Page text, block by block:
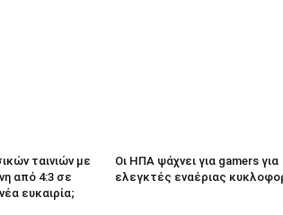
ταινιών με
από 4:3 σε
ευκαιρία;
Οι ΗΠΑ ψάχνει για gamers για
ελεγκτές εναέριας